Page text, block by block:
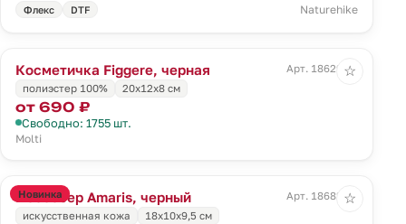
Флекс DTF Naturehike
Косметичка Figgere, черная
Арт. 18629.30
полиэстер 100%
20x12x8 см
от 690 ₽
Свободно: 1755 шт.
Molti
☆
Новинка
Несессер Amaris, черный
Арт. 18682.30
искусственная кожа
18x10x9,5 см
☆